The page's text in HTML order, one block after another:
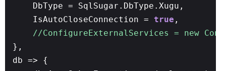
DbType = SqlSugar.DbType.Xugu,
IsAutoCloseConnection = true ,
//ConfigureExternalServices = new
},
db => {